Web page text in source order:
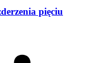
pięciu